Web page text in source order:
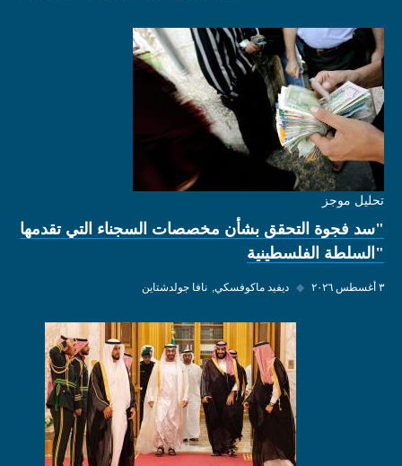
تحليل موجز
"سد فجوة التحقق بشأن مخصصات السجناء التي تقدمها
"السلطة الفلسطينية
٣ أغسطس ٢٠٢٦ ◆ ديفيد ماكوفسكي نافا جولدشتاين